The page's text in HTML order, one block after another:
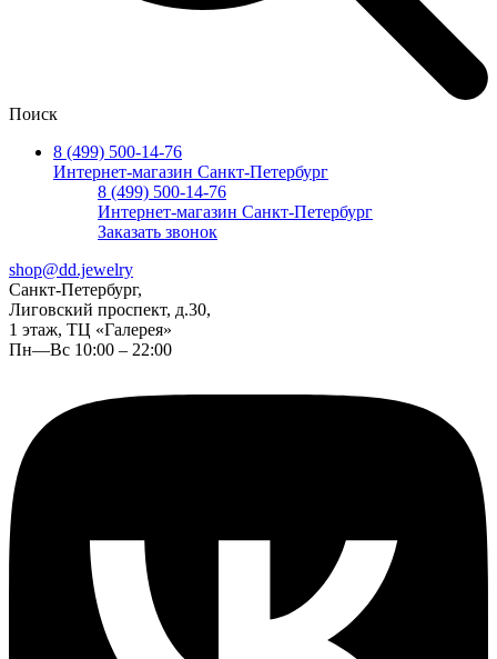
Поиск
8 (499) 500-14-76
Интернет-магазин Санкт-Петербург
8 (499) 500-14-76
Интернет-магазин Санкт-Петербург
Заказать звонок
shop@dd.jewelry
Санкт-Петербург,
Лиговский проспект, д.30,
1 этаж, ТЦ «Галерея»
Пн—Вс 10:00 – 22:00